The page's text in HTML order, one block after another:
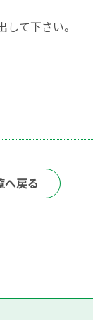
て下さい。
へ戻る